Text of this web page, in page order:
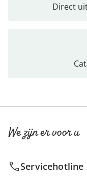
Direct
We zijn er voor u
Servicehotline